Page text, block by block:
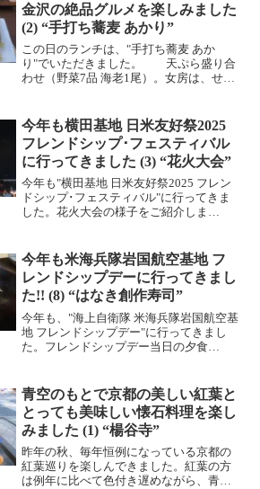
金沢の絶品グルメを楽しみました
(2) “手打ち蕎麦 あかり”
この日のランチは、"手打ち蕎麦 あか
り"でいただきました。 天ぷら盛り合
わせ（野菜7品 海老1尾）。女房は、せい
今年も横田基地 日米友好祭2025
フレンドシップ･フェスティバル
に行ってきました (3) “花火大会”
今年も"横田基地 日米友好祭2025 フレン
ドシップ･フェスティバル"に行ってきま
した。花火大会の様子をご紹介しま
撮影しました。 8時20分から20...
今年も米海兵隊岩国航空基地 フ
レンドシップデーに行ってきまし
た!! (8) “はなき創作寿司”
今年も、"海上自衛隊 米海兵隊岩国航空基
地 フレンドシップデー"に行ってきまし
た。フレンドシップデー当日の夕食
わせ。 クリームチーズ。 カンパチ
釜。れんこんのハサミ揚げ...
青空のもとで京都の美しい紅葉と
とっても美味しい懐石料理を楽し
みました (1) “楊谷寺”
昨年の秋、毎年恒例になっている京都の
紅葉巡りを楽しんできました。紅葉の方
は例年に比べて色付き遅めながら、青空